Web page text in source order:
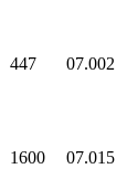
447 07.002
1600 07.015